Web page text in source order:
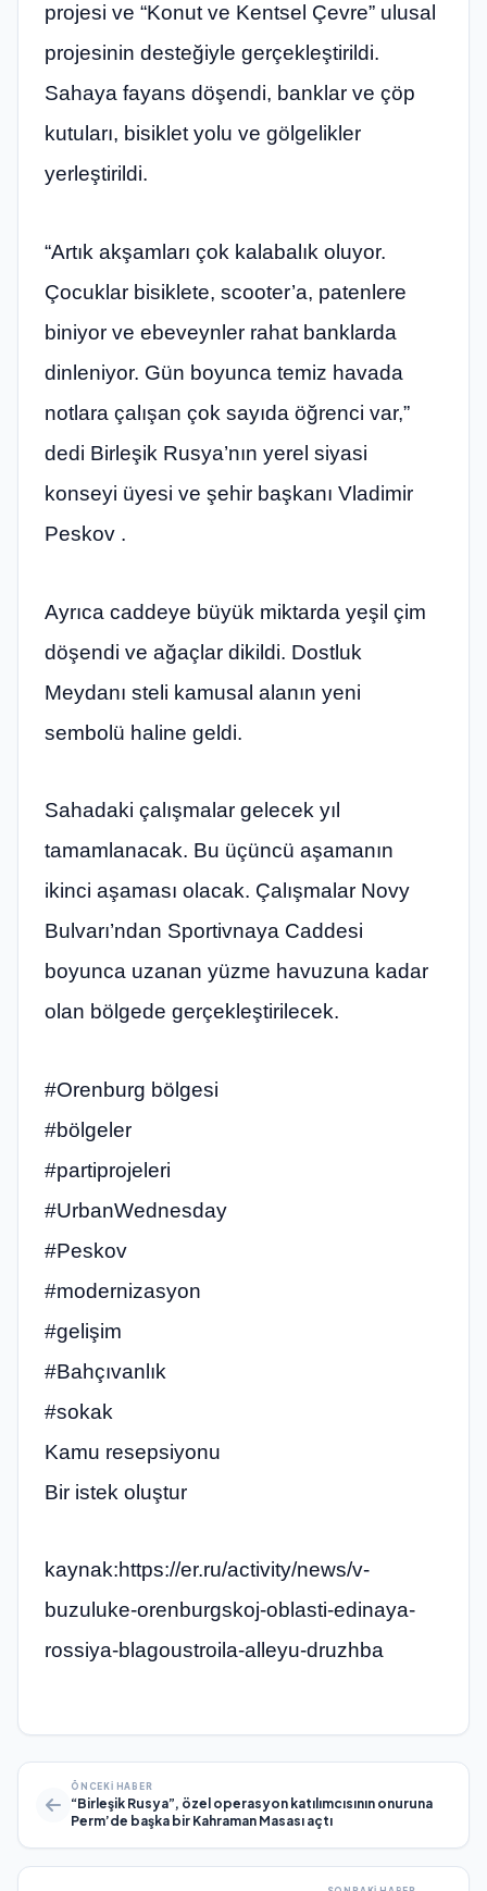
projesi ve “Konut ve Kentsel Çevre” ulusal
projesinin desteğiyle gerçekleştirildi.
Sahaya fayans döşendi, banklar ve çöp
kutuları, bisiklet yolu ve gölgelikler
yerleştirildi.
“Artık akşamları çok kalabalık oluyor.
Çocuklar bisiklete, scooter’a, patenlere
biniyor ve ebeveynler rahat banklarda
dinleniyor. Gün boyunca temiz havada
notlara çalışan çok sayıda öğrenci var,”
dedi Birleşik Rusya’nın yerel siyasi
konseyi üyesi ve şehir başkanı Vladimir
Peskov .
Ayrıca caddeye büyük miktarda yeşil çim
döşendi ve ağaçlar dikildi. Dostluk
Meydanı steli kamusal alanın yeni
sembolü haline geldi.
Sahadaki çalışmalar gelecek yıl
tamamlanacak. Bu üçüncü aşamanın
ikinci aşaması olacak. Çalışmalar Novy
Bulvarı’ndan Sportivnaya Caddesi
boyunca uzanan yüzme havuzuna kadar
olan bölgede gerçekleştirilecek.
#Orenburg bölgesi
#bölgeler
#partiprojeleri
#UrbanWednesday
#Peskov
#modernizasyon
#gelişim
#Bahçıvanlık
#sokak
Kamu resepsiyonu
Bir istek oluştur
kaynak:https://er.ru/activity/news/v-
buzuluke-orenburgskoj-oblasti-edinaya-
rossiya-blagoustroila-alleyu-druzhba
ÖNCEKI HABER
“Birleşik Rusya”, özel operasyon katılımcısının onuruna
Perm’de başka bir Kahraman Masası açtı